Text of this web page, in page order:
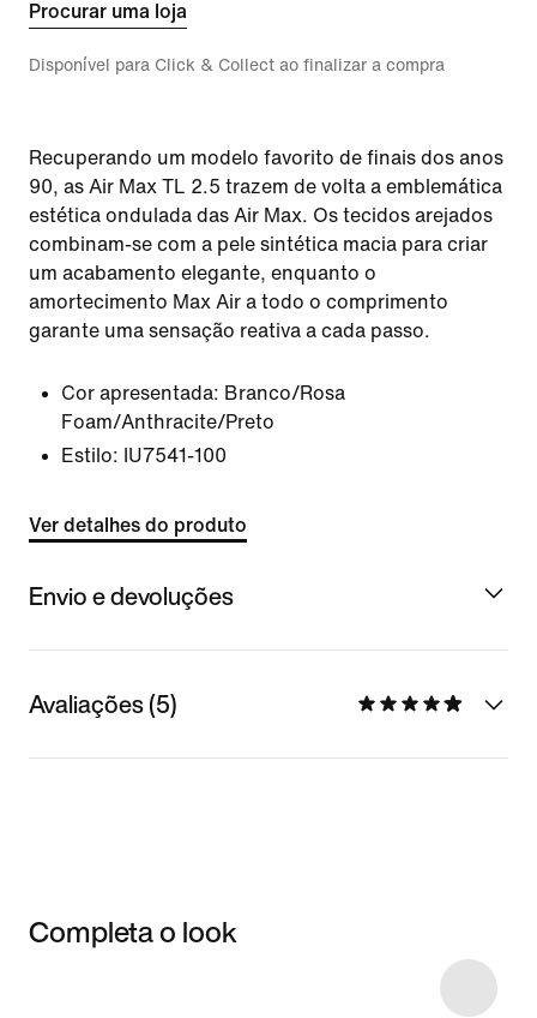
Procurar uma loja
Disponível para Click & Collect ao finalizar a compra
Recuperando um modelo favorito de finais dos anos
90, as Air Max TL 2.5 trazem de volta a emblemática
estética ondulada das Air Max. Os tecidos arejados
combinam-se com a pele sintética macia para criar
um acabamento elegante, enquanto o
amortecimento Max Air a todo o comprimento
garante uma sensação reativa a cada passo.
Cor apresentada: Branco/Rosa
Foam/Anthracite/Preto
Estilo: IU7541-100
Ver detalhes do produto
Envio e devoluções
Avaliações (5)
Completa o look